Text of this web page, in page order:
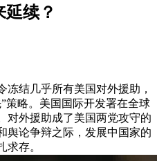
续？
结几乎所有美国对外援助，
策略。美国国际开发署在全球
对外援助成了美国两党攻守的
舆论争辩之际，发展中国家的
求存。